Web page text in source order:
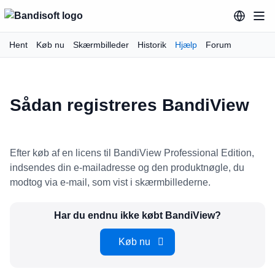
Hent Køb nu Skærmbilleder Historik Hjælp Forum
Sådan registreres BandiView
Efter køb af en licens til BandiView Professional Edition,
indsendes din e-mailadresse og den produktnøgle, du
modtog via e-mail, som vist i skærmbillederne.
Har du endnu ikke købt BandiView?
Køb nu 